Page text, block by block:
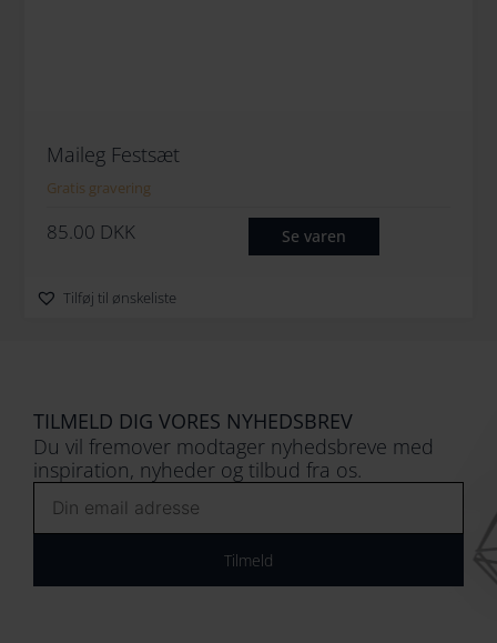
Maileg Festsæt
Gratis gravering
85.00 DKK Se varen
Tilføj til ønskeliste
TILMELD DIG VORES NYHEDSBREV
Du vil fremover modtager nyhedsbreve med
inspiration, nyheder og tilbud fra os.
Email
Tilmeld